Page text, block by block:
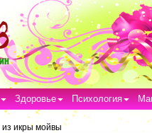
Здоровье Психология
из икры мойвы